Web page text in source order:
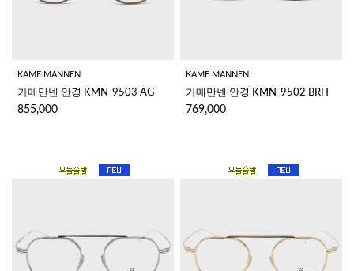
KAME MANNEN
가메만넨 안경 KMN-9503 AG
855,000
KAME MANNEN
가메만넨 안경 KMN-9502 BRH
769,000